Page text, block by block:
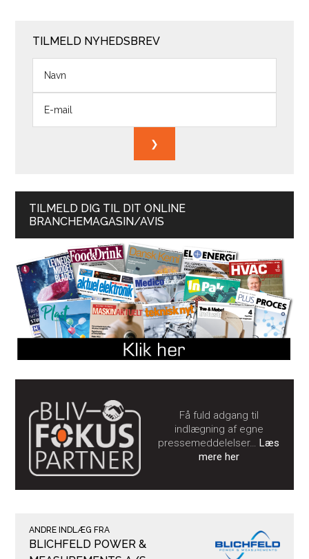
TILMELD NYHEDSBREV
TILMELD DIG TIL DIT ONLINE
BRANCHEMAGASIN/AVIS
Få fuld adgang til
indlægning af egne
pressemeddelelser…Læs
mere her
ANDRE INDLÆG FRA
BLICHFELD POWER &